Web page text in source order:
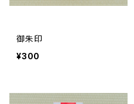
御朱印
¥300